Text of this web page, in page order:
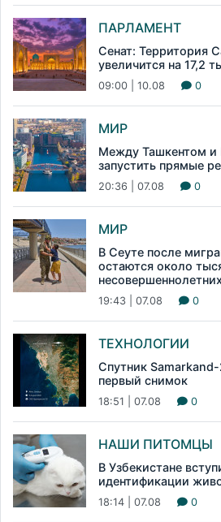
ПАРЛАМЕНТ
Сенат: Территория
увеличится на 17,2
09:00 | 10.08 0
МИР
Между Ташкентом и
запустить прямые
20:36 | 07.08 0
МИР
В Сеуте после
остаются около
19:43 | 07.08 0
ТЕХНОЛОГИИ
Спутник
первый снимок
18:51 | 07.08 0
НАШИ ПИТОМЦЫ
В Узбекистане
идентификации
18:14 | 07.08 0